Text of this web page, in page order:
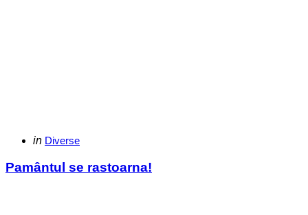
Categories
Posted
in Diverse
Pamântul se rastoarna!